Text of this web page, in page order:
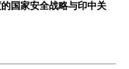
国家安全战略与印中关